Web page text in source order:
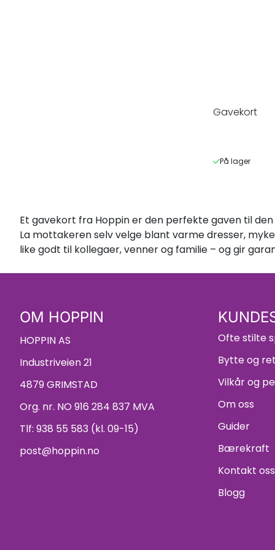
Gavekort
På lager
Et gavekort fra Hoppin er den perfekte gaven til
La mottakeren selv velge blant varme dresser,
like godt til kollegaer, venner og familie – og gir
OM HOPPIN
HOPPIN AS
Industriveien 21
4879 GRIMSTAD
Org. nr. NO 916 284 837 MVA
Tlf: 938 55 583 (kl. 09-15)
post@hoppin.no
Ofte stilte
Bytte og
Vilkår og
Om oss
Guider
Bærekraft
Kontakt oss
Blogg